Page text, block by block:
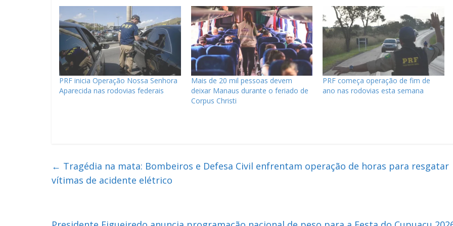
PRF inicia Operação Nossa Senhora
Aparecida nas rodovias federais
Mais de 20 mil pessoas devem
deixar Manaus durante o feriado de
Corpus Christi
PRF começa operação de fim de
ano nas rodovias esta semana
← Tragédia na mata: Bombeiros e Defesa Civil enfrentam operação de horas para resgatar
vítimas de acidente elétrico